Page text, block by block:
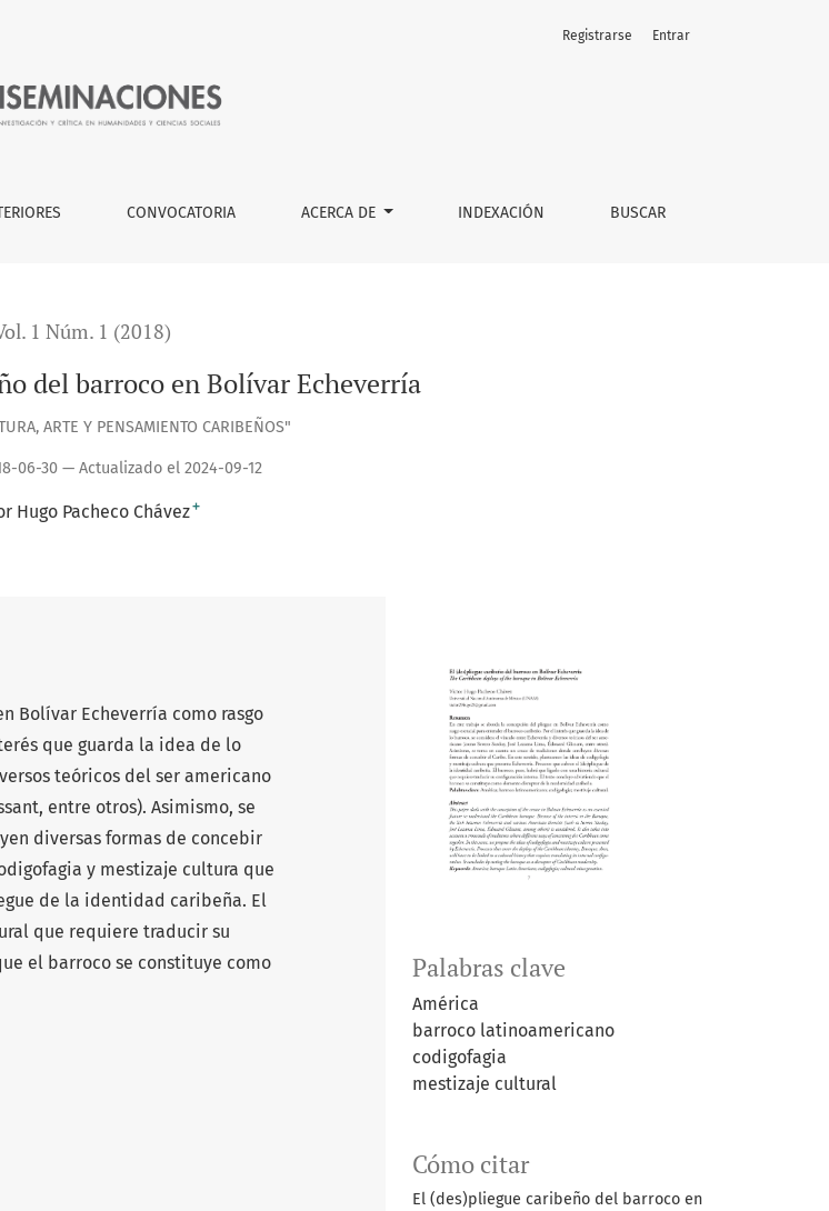
CONVOCATORIA ACERCA DE INDEXACIÓN BUSCAR
Registrarse Entrar
1 Núm. 1 (2018)
del barroco en Bolívar Echeverría
ARTE Y PENSAMIENTO CARIBEÑOS"
06-30 — Actualizado el 2024-09-12
Hugo Pacheco Chávez+
Palabras clave
América
barroco latinoamericano
codigofagia
mestizaje cultural
Cómo citar
El (des)pliegue caribeño del barroco en
Bolívar Echeverría como rasgo
que guarda la idea de lo
teóricos del ser americano
entre otros). Asimismo, se
diversas formas de concebir
y mestizaje cultura que
de la identidad caribeña. El
que requiere traducir su
el barroco se constituye como